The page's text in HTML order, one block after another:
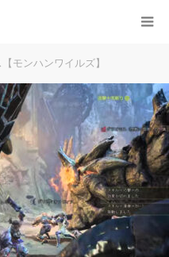
モンハンワイルズ】